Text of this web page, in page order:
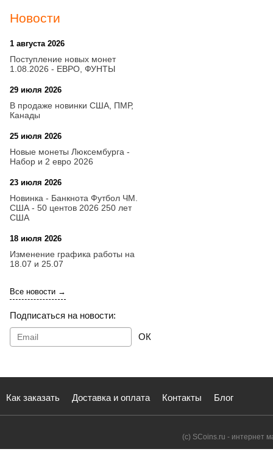
Новости
1 августа 2026
Поступление новых монет
1.08.2026 - ЕВРО, ФУНТЫ
29 июля 2026
В продаже новинки США, ПМР,
Канады
25 июля 2026
Новые монеты Люксембурга -
Набор и 2 евро 2026
23 июля 2026
Новинка - Банкнота Футбол ЧМ.
США - 50 центов 2026 250 лет
США
18 июля 2026
Изменение графика работы на
18.07 и 25.07
Все новости →
Подписаться на новости:
ОК
Как заказать Доставка и оплата Контакты Блог
(с) SCoins.ru - интернет